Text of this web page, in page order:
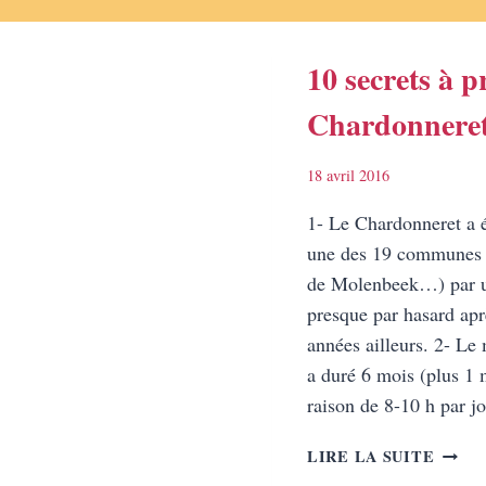
10 secrets à
18 avril 2016
1- Le Chardonneret a
une des 19
de Molenbeek…) par
presque par hasard
années ailleurs. 2- Le
a duré 6 mois (plus 1
raison de 8-10 h par
LIRE LA SUITE 10